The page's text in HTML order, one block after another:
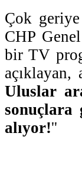
Çok
CHP
bir TV
Uluslar
sonuçlara
alıyor!''